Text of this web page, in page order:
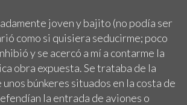
joven y bajito (no podía ser
como si quisiera seducirme; poco
y se acercó a mí a contarme la
obra expuesta. Se trataba de la
búnkeres situados en la costa de
la entrada de aviones o